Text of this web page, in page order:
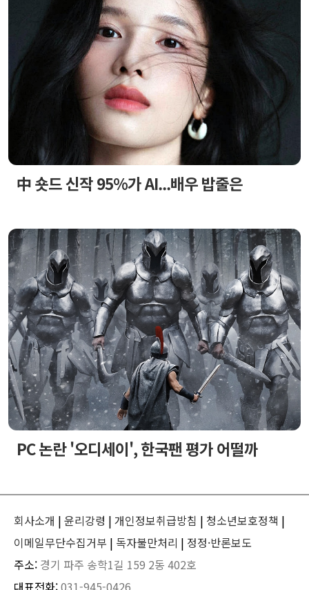
中 숏드 신작 95%가 AI...배우 밥줄은
PC 논란 '오디세이', 한국팬 평가 어떨까
회사소개 | 윤리강령 | 개인정보취급방침 | 청소년보호정책 |
이메일무단수집거부 | 독자불만처리 | 정정·반론보도
주소: 경기 파주 송학1길 159 2동 402호
대표전화:031-945-0426